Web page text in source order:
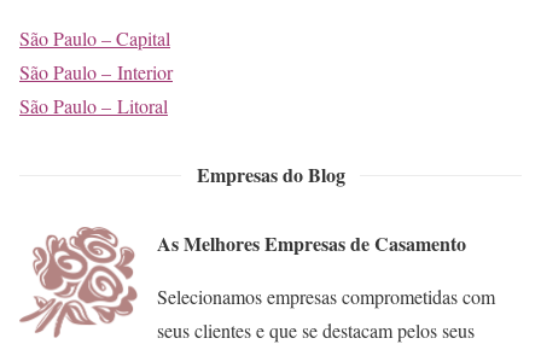
São Paulo – Capital
São Paulo – Interior
São Paulo – Litoral
Empresas do Blog
As Melhores Empresas de Casamento
Selecionamos empresas comprometidas com
seus clientes e que se destacam pelos seus